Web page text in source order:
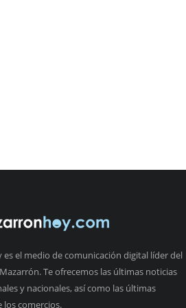
es el medio de comunicación digital líder del
Te ofrecemos las últimas noticias
y nacionales, así como las últimas
los comercios.